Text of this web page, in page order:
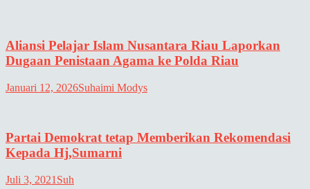
Aliansi Pelajar Islam Nusantara Riau Laporkan
Dugaan Penistaan Agama ke Polda Riau
Januari 12, 2026Suhaimi Modys
Partai Demokrat tetap Memberikan Rekomendasi
Kepada Hj,Sumarni
Juli 3, 2021 Suh